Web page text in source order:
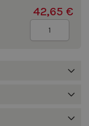
42,65 €
Quantidade